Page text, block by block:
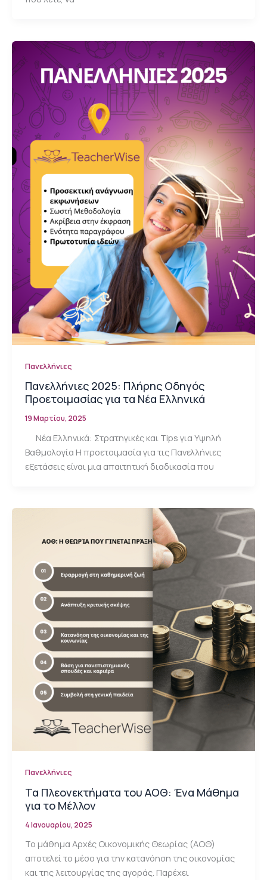
Πανελλήνιες
Πανελλήνιες 2025: Πλήρης Οδηγός
Προετοιμασίας για τα Νέα Ελληνικά
19 Μαρτίου, 2025
Νέα Ελληνικά: Στρατηγικές και Tips για Υψηλή
Βαθμολογία Η προετοιμασία για τις Πανελλήνιες
εξετάσεις είναι μια απαιτητική διαδικασία που
Πανελλήνιες
Τα Πλεονεκτήματα του ΑΟΘ: Ένα Μάθημα
για το Μέλλον
4 Ιανουαρίου, 2025
Το μάθημα Αρχές Οικονομικής Θεωρίας (ΑΟΘ)
αποτελεί το μέσο για την κατανόηση της οικονομίας
και της λειτουργίας της αγοράς. Παρέχει